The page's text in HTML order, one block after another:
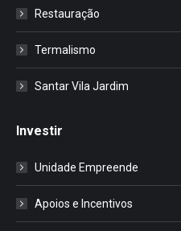
Restauração
Termalismo
Santar Vila Jardim
Investir
Unidade Empreende
Apoios e Incentivos